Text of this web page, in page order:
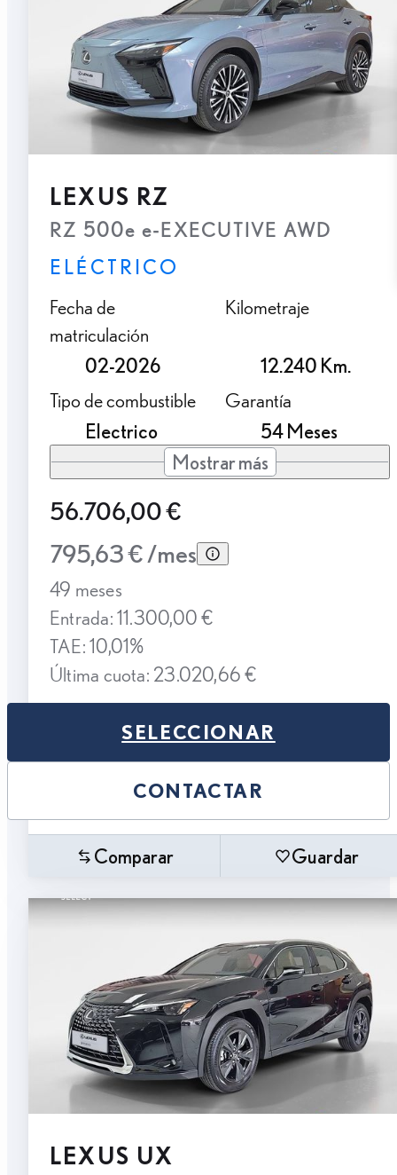
LEXUS RZ
RZ 500e e-EXECUTIVE AWD
ELÉCTRICO
Fecha de
matriculación
02-2026
Kilometraje
12.240 Km.
Tipo de combustible
Electrico
Garantía
54 Meses
Mostrar más
56.706,00 €
795,63 € /mes
49 meses
Entrada: 11.300,00 €
TAE: 10,01%
Última cuota: 23.020,66 €
SELECCIONAR
CONTACTAR
Comparar Guardar
LEXUS UX